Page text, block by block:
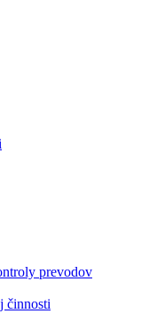
prevodov
činnosti